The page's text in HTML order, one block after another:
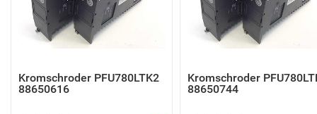
Kromschroder PFU780LTK2
88650616
Kromschroder
88650744